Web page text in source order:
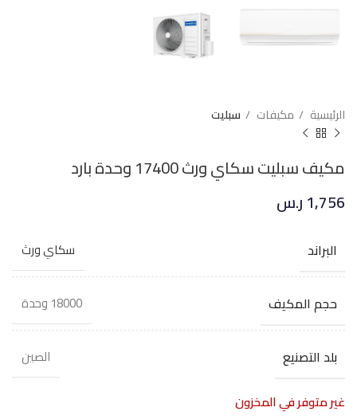
الرئيسية مكيفات سبليت
مكيف سبليت سكاي ورث 17400 وحدة بارد
1,756ر.س
البراند سكاي ورث
حجم المكيف 18000 وحدة
بلد التصنيع
الصين
غير متوفر في المخزون